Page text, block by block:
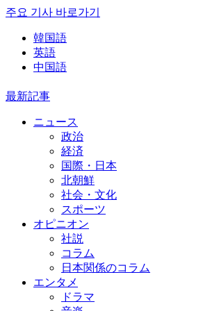
주요 기사 바로가기
韓国語
英語
中国語
最新記事
ニュース
政治
経済
国際・日本
北朝鮮
社会・文化
スポーツ
オピニオン
社説
コラム
日本関係のコラム
エンタメ
ドラマ